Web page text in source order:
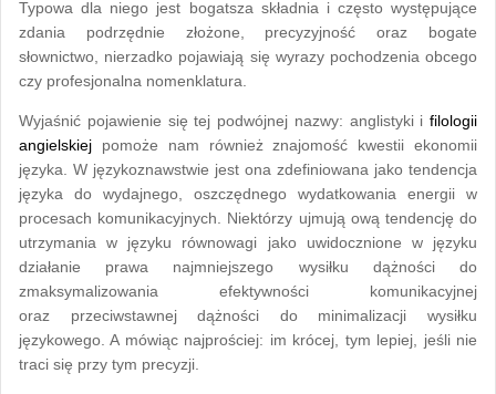
Typowa dla niego jest bogatsza składnia i często występujące
zdania podrzędnie złożone, precyzyjność oraz bogate
słownictwo, nierzadko pojawiają się wyrazy pochodzenia obcego
czy profesjonalna nomenklatura.
Wyjaśnić pojawienie się tej podwójnej nazwy: anglistyki i filologii
angielskiej pomoże nam również znajomość kwestii ekonomii
języka. W językoznawstwie jest ona zdefiniowana jako tendencja
języka do wydajnego, oszczędnego wydatkowania energii w
procesach komunikacyjnych. Niektórzy ujmują ową tendencję do
utrzymania w języku równowagi jako uwidocznione w języku
działanie prawa najmniejszego wysiłku dążności do
zmaksymalizowania efektywności komunikacyjnej
oraz przeciwstawnej dążności do minimalizacji wysiłku
językowego. A mówiąc najprościej: im krócej, tym lepiej, jeśli nie
traci się przy tym precyzji.